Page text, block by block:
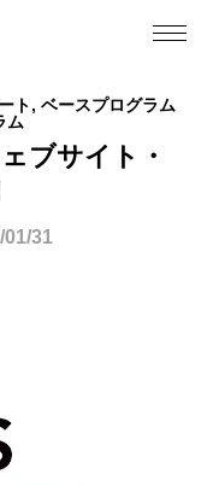
ト, ベースプログラム
ム
ブサイト・
01/31